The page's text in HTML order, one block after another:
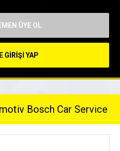
ÜYE OL
GİRİŞİ YAP
Bosch Car Service